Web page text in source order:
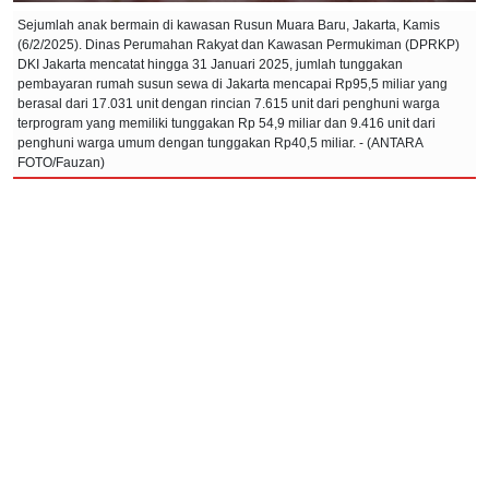
Sejumlah anak bermain di kawasan Rusun Muara Baru, Jakarta, Kamis
(6/2/2025). Dinas Perumahan Rakyat dan Kawasan Permukiman (DPRKP)
DKI Jakarta mencatat hingga 31 Januari 2025, jumlah tunggakan
pembayaran rumah susun sewa di Jakarta mencapai Rp95,5 miliar yang
berasal dari 17.031 unit dengan rincian 7.615 unit dari penghuni warga
terprogram yang memiliki tunggakan Rp 54,9 miliar dan 9.416 unit dari
penghuni warga umum dengan tunggakan Rp40,5 miliar. - (ANTARA
FOTO/Fauzan)